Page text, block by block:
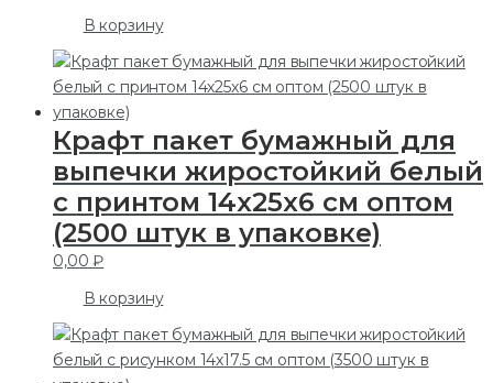
В корзину
Крафт пакет бумажный для
выпечки жиростойкий белый
с принтом 14х25х6 см оптом
(2500 штук в упаковке)
0,00₽
В корзину